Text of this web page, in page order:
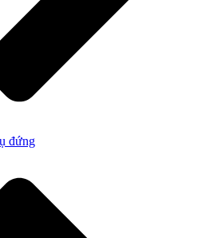
đứng